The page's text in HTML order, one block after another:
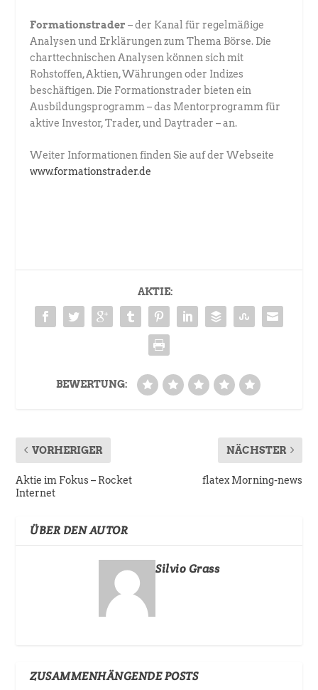
Formationstrader– der Kanal für regelmäßige
Analysen und Erklärungen zum Thema Börse. Die
charttechnischen Analysen können sich mit
Rohstoffen, Aktien, Währungen oder Indizes
beschäftigen. Die Formationstrader bieten ein
Ausbildungsprogramm – das Mentorprogramm für
aktive Investor, Trader, und Daytrader – an.
Weiter Informationen finden Sie auf der Webseite
www.formationstrader.de
AKTIE:
BEWERTUNG:
VORHERIGER
Aktie im Fokus – Rocket
Internet
NÄCHSTER
flatex Morning-news
ÜBER DEN AUTOR
Silvio Grass
ZUSAMMENHÄNGENDE POSTS